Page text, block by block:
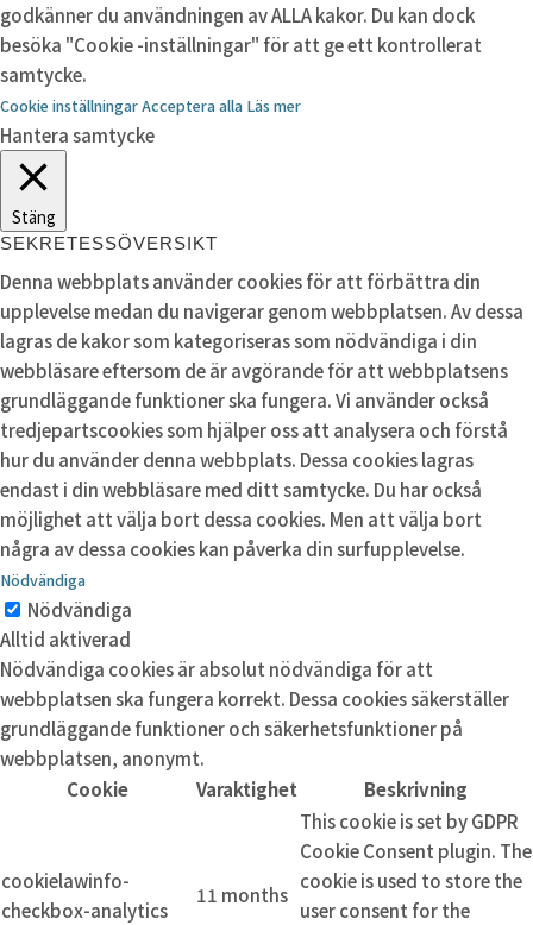
godkänner du användningen av ALLA kakor. Du kan dock
besöka "Cookie -inställningar" för att ge ett kontrollerat
samtycke.
Cookie inställningarAcceptera alla Läs mer
Hantera samtycke
Stäng
SEKRETESSÖVERSIKT
Denna webbplats använder cookies för att förbättra din
upplevelse medan du navigerar genom webbplatsen. Av dessa
lagras de kakor som kategoriseras som nödvändiga i din
webbläsare eftersom de är avgörande för att webbplatsens
grundläggande funktioner ska fungera. Vi använder också
tredjepartscookies som hjälper oss att analysera och förstå
hur du använder denna webbplats. Dessa cookies lagras
endast i din webbläsare med ditt samtycke. Du har också
möjlighet att välja bort dessa cookies. Men att välja bort
några av dessa cookies kan påverka din surfupplevelse.
Nödvändiga
Nödvändiga
Alltid aktiverad
Nödvändiga cookies är absolut nödvändiga för att
webbplatsen ska fungera korrekt. Dessa cookies säkerställer
grundläggande funktioner och säkerhetsfunktioner på
webbplatsen, anonymt.
Cookie
Varaktighet Beskrivning
cookielawinfo-
checkbox-analytics
11 months
This cookie is set by GDPR
Cookie Consent plugin. The
cookie is used to store the
user consent for the